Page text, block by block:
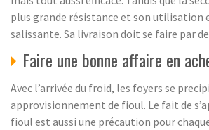
plus grande résistance et son utilisation
salissante. Sa livraison doit se faire par
Faire une bonne affaire en
Avec l’arrivée du froid, les foyers se
approvisionnement de fioul. Le fait de
fioul est aussi une précaution pour